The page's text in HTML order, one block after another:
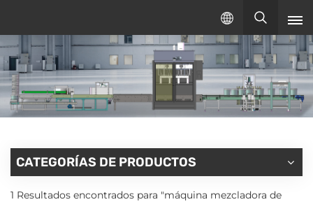
Español
español
English
русский
CATEGORÍAS DE PRODUCTOS
1 Resultados encontrados para "máquina mezcladora de